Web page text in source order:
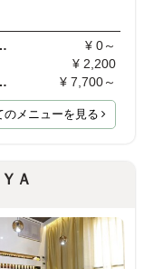
をお持ち込みの方
¥ 0～
¥ 2,200
ト・ジェルネイル
¥ 7,700～
のメニューを見る
Ａ